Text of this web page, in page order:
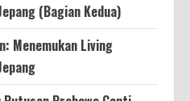
(Bagian Kedua)
Menemukan Living